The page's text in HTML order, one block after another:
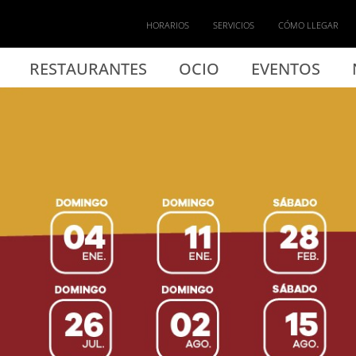
RESTAURANTES OCIO EVENTOS
HORARIOS SERVICIOS CÓMO LLEGAR
Alcampo